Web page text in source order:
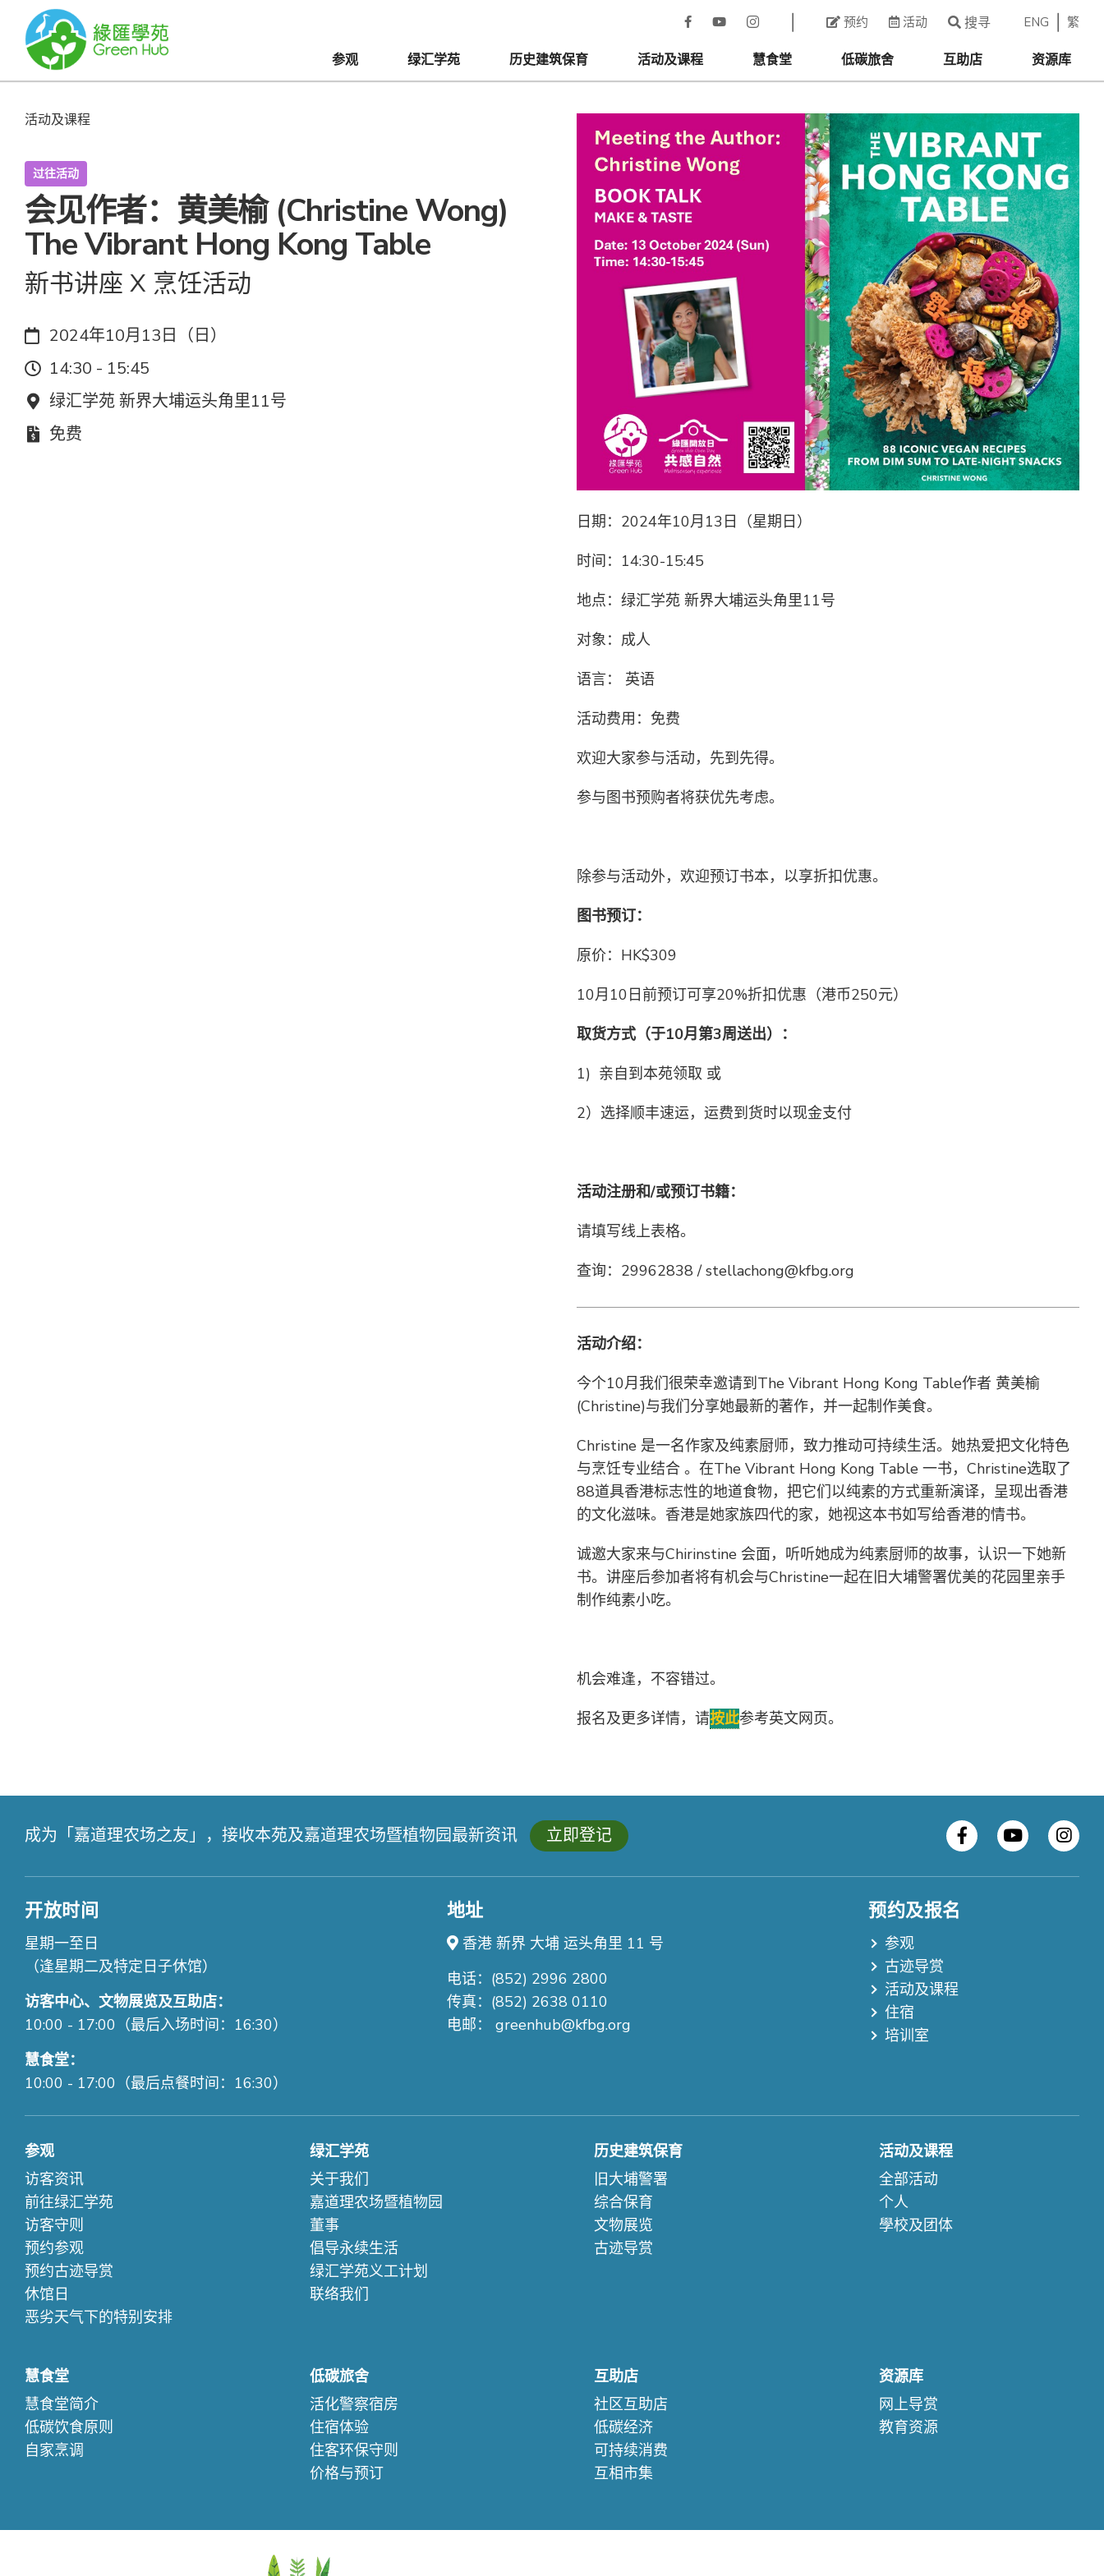
预约 活动 搜寻 ENG 繁
参观 绿汇学苑 历史建筑保育 活动及课程 慧食堂 低碳旅舍 互助店 资源库
活动及课程
过往活动
会见作者：黄美榆 (Christine Wong)
The Vibrant Hong Kong Table
新书讲座 X 烹饪活动
日期：
2024年10月13日（日）
时间：
14:30 - 15:45
地点：
绿汇学苑 新界大埔运头角里11号
费用：
免费
日期：2024年10月13日（星期日）
时间：14:30-15:45
地点：绿汇学苑 新界大埔运头角里11号
对象：成人
语言： 英语
活动费用：免费
欢迎大家参与活动，先到先得。
参与图书预购者将获优先考虑。
除参与活动外，欢迎预订书本，以享折扣优惠。
图书预订：
原价：HK$309
10月10日前预订可享20%折扣优惠（港币250元）
取货方式（于10月第3周送出）：
1) 亲自到本苑领取 或
2）选择顺丰速运，运费到货时以现金支付
活动注册和/或预订书籍：
请填写线上表格。
查询：29962838 / stellachong@kfbg.org
活动介绍：
今个10月我们很荣幸邀请到The Vibrant Hong Kong Table作者 黄美榆
(Christine)与我们分享她最新的著作，并一起制作美食。
Christine 是一名作家及纯素厨师，致力推动可持续生活。她热爱把文化特色
与烹饪专业结合 。在The Vibrant Hong Kong Table 一书，Christine选取了
88道具香港标志性的地道食物，把它们以纯素的方式重新演译，呈现出香港
的文化滋味。香港是她家族四代的家，她视这本书如写给香港的情书。
诚邀大家来与Chirinstine 会面，听听她成为纯素厨师的故事，认识一下她新
书。讲座后参加者将有机会与Christine一起在旧大埔警署优美的花园里亲手
制作纯素小吃。
机会难逢，不容错过。
报名及更多详情，请按此参考英文网页。
成为「嘉道理农场之友」，接收本苑及嘉道理农场暨植物园最新资讯 立即登记
开放时间
星期一至日
（逢星期二及特定日子休馆）
访客中心、文物展览及互助店：
10:00 - 17:00（最后入场时间：16:30）
慧食堂：
10:00 - 17:00（最后点餐时间：16:30）
地址
香港 新界 大埔 运头角里 11 号
电话：(852) 2996 2800
传真：(852) 2638 0110
电邮： greenhub@kfbg.org
预约及报名
参观
古迹导赏
活动及课程
住宿
培训室
参观
访客资讯
前往绿汇学苑
访客守则
预约参观
预约古迹导赏
休馆日
恶劣天气下的特别安排
绿汇学苑
关于我们
嘉道理农场暨植物园
董事
倡导永续生活
绿汇学苑义工计划
联络我们
历史建筑保育
旧大埔警署
综合保育
文物展览
古迹导赏
活动及课程
全部活动
个人
學校及团体
慧食堂
慧食堂简介
低碳饮食原则
自家烹调
低碳旅舍
活化警察宿房
住宿体验
住客环保守则
价格与预订
互助店
社区互助店
低碳经济
可持续消费
互相市集
资源库
网上导赏
教育资源